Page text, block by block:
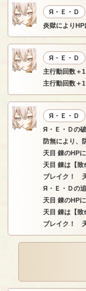
Я・Ｅ・Ｄ
炎獄によりHP
Я・Ｅ・Ｄ
主行動回数＋1
主行動回数＋1
Я・Ｅ・Ｄ
Я・Ｅ・Ｄの
防無により、
天目 錬のHP
天目 錬は【致
ブレイク！
Я・Ｅ・Ｄの追
天目 錬のHP
天目 錬は【致
ブレイク！